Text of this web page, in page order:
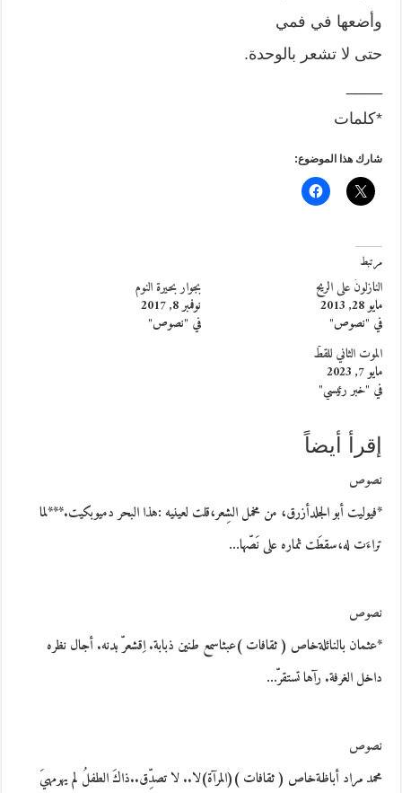
وأضعها في فمي
حتى لا تشعر بالوحدة.
*كلمات
شارك هذا الموضوع:
مرتبط
النازلونَ على الريح
مايو 28, 2013
في "نصوص"
بجوار بحيرة النوم
نوفمبر 8, 2017
في "نصوص"
الموت الثاني للقطّ
مايو 7, 2023
في "خبر رئيسي"
إقرأ أيضاً
نصوص
*فيوليت أبو الجلدأزرق، من مخمل الشِعر،قلت لعينيه :هذا البحر دميوبكيت.***لما
تراءَت له،سقطَت ثماره على نَصّها…
نصوص
*عثمان بالنائلةخاص ( ثقافات )عبثاسمع طنين ذبابة. اِقشعرّ بدنه. أجال نظره
داخل الغرفة. رآها تستقرّ…
نصوص
محمد مراد أباظةخاص ( ثقافات )(المرآة)لا.. لا تصدِّق..ذاكَ الطفلُ لم يهرمهيَ